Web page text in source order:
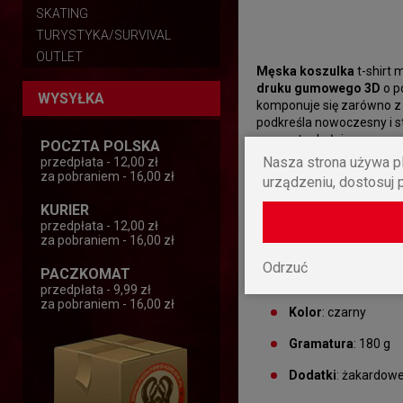
SKATING
TURYSTYKA/SURVIVAL
OUTLET
WYSYŁKA
POCZTA POLSKA
przedpłata - 12,00 zł
za pobraniem - 16,00 zł
KURIER
przedpłata - 12,00 zł
za pobraniem - 16,00 zł
PACZKOMAT
przedpłata - 9,99 zł
za pobraniem - 16,00 zł
Męska koszulka t-shirt
druku gumowego 3D o
komponuje się zarówno
podkreśla nowoczesny i
wewnątrz kołnierza
codziennego,
T-shirt został wykonany
w dotyku, a
zapewnia pełną
Kolor: czarny
Gramatura: 180 g
Dodatki:
Nasza strona używa
urządzeniu, dostosuj
Odrzuć